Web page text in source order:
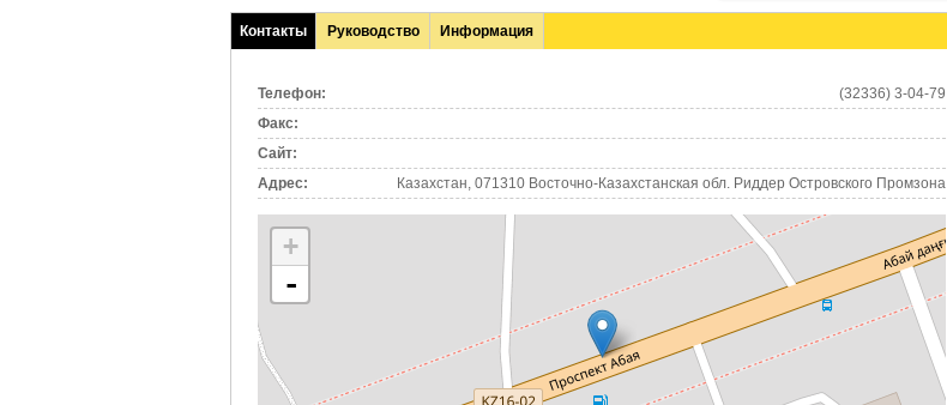
Контакты
(активная
Руководство Информация
Телефон:
(32336) 3-04-79
Факс:
Сайт:
Адрес:
Казахстан, 071310 Восточно-Казахстанская обл. Риддер Островского Промзона
+
-